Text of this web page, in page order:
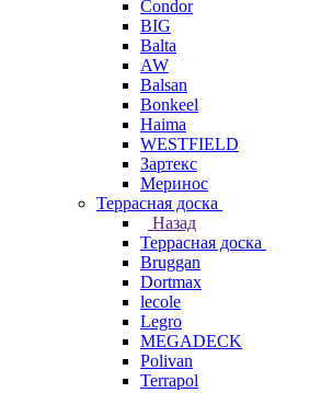
Condor
BIG
Balta
AW
Balsan
Bonkeel
Haima
WESTFIELD
Зартекс
Меринос
Террасная доска
Назад
Террасная доска
Bruggan
Dortmax
lecole
Legro
MEGADECK
Polivan
Terrapol